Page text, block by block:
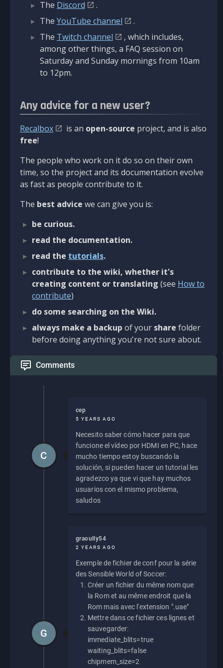
The Discord
.
The YouTube channel
.
The Twitch channel
, which includes,
among other things, a FAQ session on
Saturday and Sunday mornings from 10am
to 12pm.
Any advice for a new user?
Recalbox is an open-source project, and is also
free!
The people who work on it do so on their own
time, so the project and its documentation evolve
as fast as people contribute to it.
The best advice we can give you is:
be curious.
read the documentation.
read the tutorials.
contribute to the wiki, whether it's
creating content or translating (see How to
contribute)
do some searching on the Wiki.
always make a backup of your share folder
before doing anything you're not sure about.
Comments
cep
5 YEARS AGO
Necesito saber cómo hacer para que
funcione el vídeo por HDMI en PC, hace
mucho tiempo estoy buscando la
solución, si pueden hacer un tutorial les
agradezco ya que vi que hay muchos
usuarios con el mismo problema,
saludos
C
graoully54
2 YEARS AGO
Exemple de fichier de conf pour la série
des Sensible World of Soccer:
Créer un fichier du même nom que
la Rom et au même endroit que la
Rom mais avec l'extension ".uae"
Mettre dans ce fichier ces lignes et
sauvegarder:
immediate_blits=true
waiting_blits=false
chipmem_size=2
G